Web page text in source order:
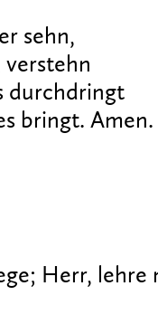
sehn,
verstehn
durchdringt
bringt. Amen.
Herr, lehre